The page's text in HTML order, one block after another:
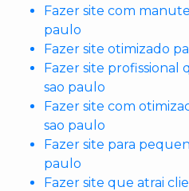
Fazer site com
paulo
Fazer site otimizado
Fazer site profissional
sao paulo
Fazer site com
sao paulo
Fazer site para
paulo
Fazer site que atrai